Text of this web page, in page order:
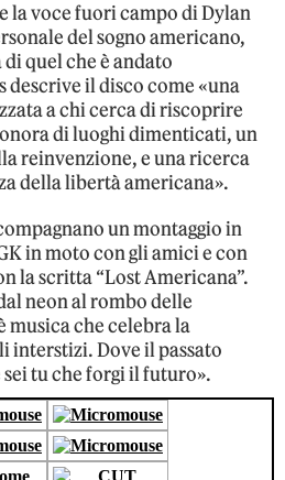
la voce fuori campo di Dylan
del sogno americano,
quel che è andato
descrive il disco come «una
a chi cerca di riscoprire
di luoghi dimenticati, un
reinvenzione, e una ricerca
della libertà americana».
un montaggio in
in moto con gli amici e con
la scritta “Lost Americana”.
neon al rombo delle
che celebra la
interstizi. Dove il passato
tu che forgi il futuro».